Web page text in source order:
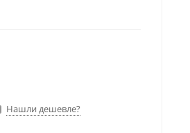
Нашли дешевле?